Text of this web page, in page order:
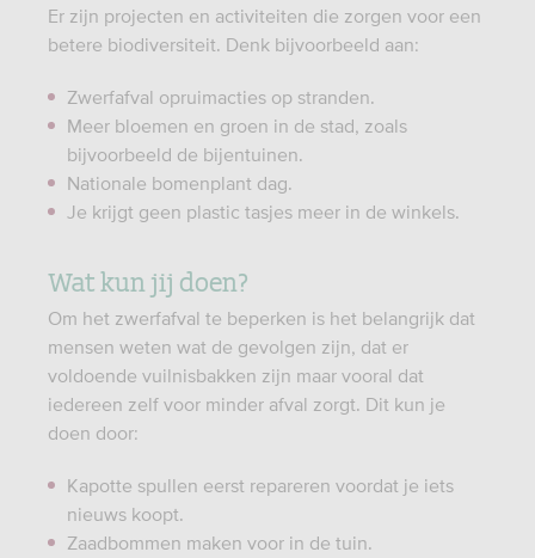
Er zijn projecten en activiteiten die zorgen voor een
betere biodiversiteit. Denk bijvoorbeeld aan:
Zwerfafval opruimacties op stranden.
Meer bloemen en groen in de stad, zoals
bijvoorbeeld de bijentuinen.
Nationale bomenplant dag.
Je krijgt geen plastic tasjes meer in de winkels.
Wat kun jij doen?
Om het zwerfafval te beperken is het belangrijk dat
mensen weten wat de gevolgen zijn, dat er
voldoende vuilnisbakken zijn maar vooral dat
iedereen zelf voor minder afval zorgt. Dit kun je
doen door:
Kapotte spullen eerst repareren voordat je iets
nieuws koopt.
Zaadbommen maken voor in de tuin.